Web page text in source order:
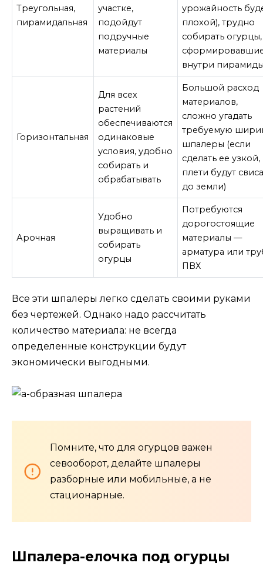
Треугольная,
пирамидальная
участке,
подойдут
подручные
материалы
урожайность
плохой), трудно
собирать огурцы,
внутри
Горизонтальная
Для всех
растений
обеспечиваются
одинаковые
условия, удобно
собирать и
обрабатывать
Большой расход
материалов,
сложно угадать
требуемую
шпалеры (если
сделать ее узкой,
плети будут
до земли)
Арочная
Удобно
выращивать и
собирать
огурцы
Потребуются
дорогостоящие
материалы —
арматура или
ПВХ
Все эти шпалеры легко сделать своими руками
без чертежей. Однако надо рассчитать
количество материала: не всегда
определенные конструкции будут
экономически выгодными.
Помните, что для огурцов важен
севооборот, делайте шпалеры
разборные или мобильные, а не
стационарные.
Шпалера-елочка под огурцы